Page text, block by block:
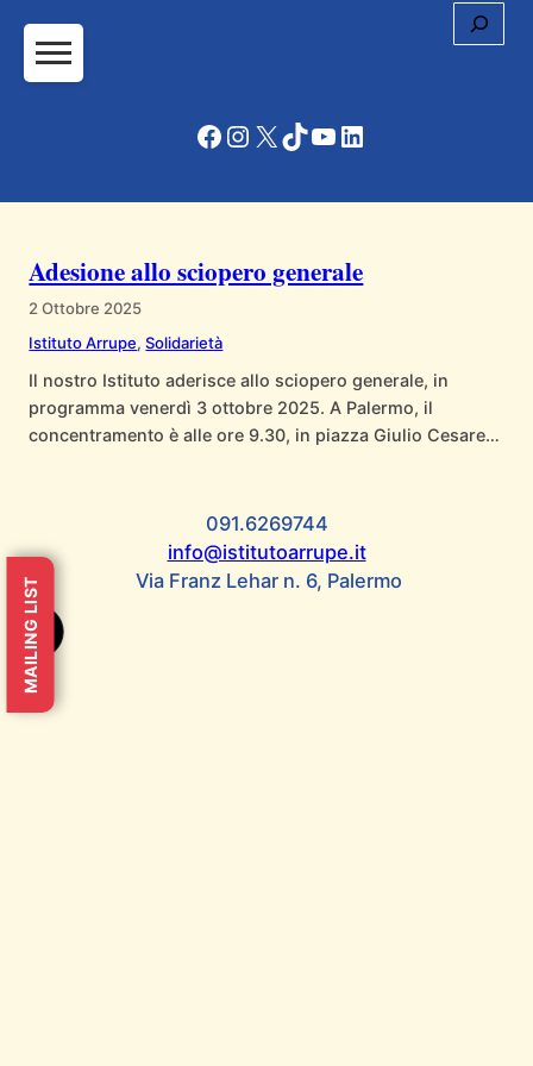
Vai
contenuto
Facebook
Instagram
X TikTok
YouTube
LinkedIn
Adesione allo sciopero generale
2 Ottobre 2025
Istituto Arrupe, Solidarietà
Il nostro Istituto aderisce allo sciopero generale, in
programma venerdì 3 ottobre 2025. A Palermo, il
concentramento è alle ore 9.30, in piazza Giulio Cesare
091.6269744
info@istitutoarrupe.it
Via Franz Lehar n. 6, Palermo
MAILING LIST